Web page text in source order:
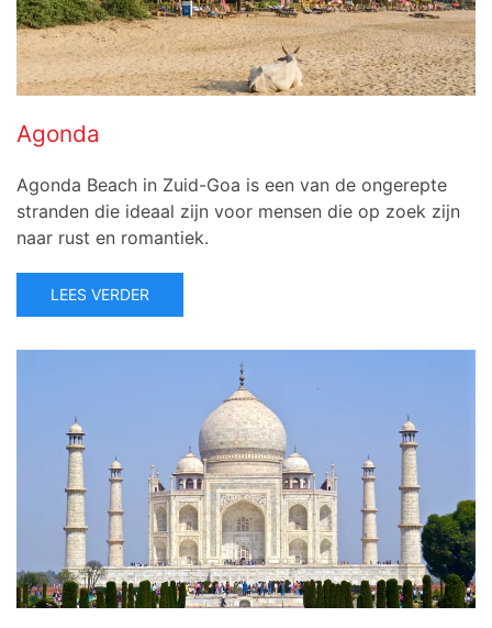
Agonda
Agonda Beach in Zuid-Goa is een van de ongerepte
stranden die ideaal zijn voor mensen die op zoek zijn
naar rust en romantiek.
LEES VERDER